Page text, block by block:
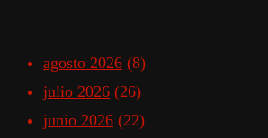
agosto 2026 (8)
julio 2026 (26)
junio 2026 (22)